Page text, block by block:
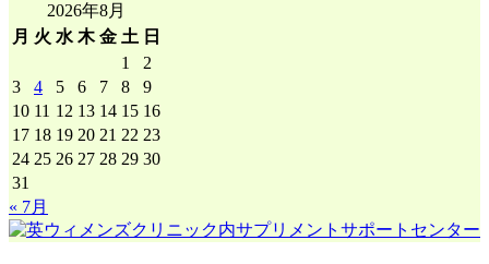
2026年8月
月 火 水 木 金 土 日
1
2
3
4 5 6 7 8
9
10 11 12 13 14 15 16
17 18 19 20 21 22 23
24 25 26 27 28 29 30
31
« 7月